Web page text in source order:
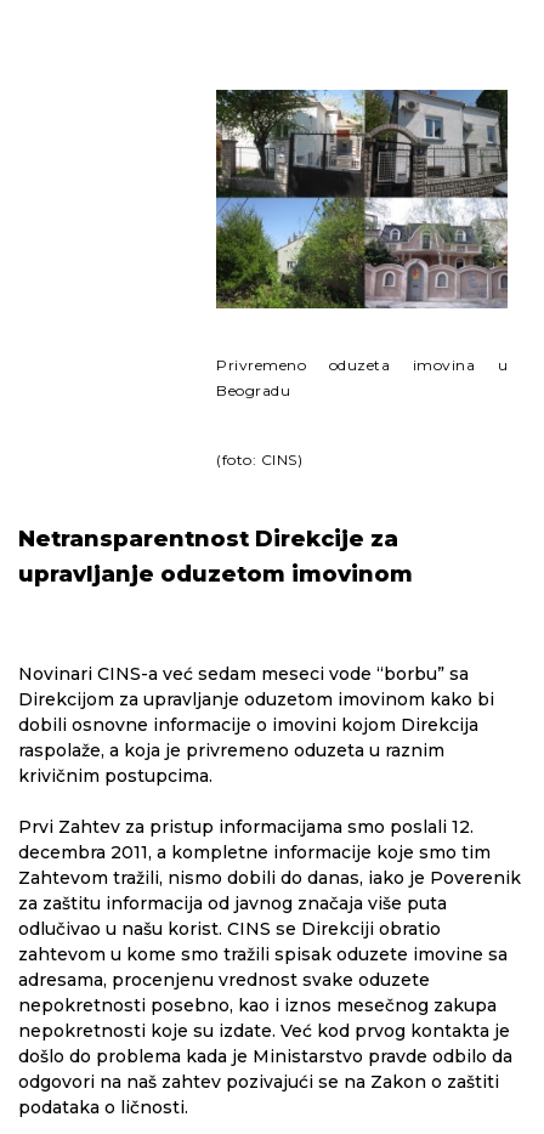
Privremeno oduzeta imovina u
Beogradu
(foto: CINS)
Netransparentnost Direkcije za
upravljanje oduzetom imovinom
Novinari CINS-a već sedam meseci vode “borbu” sa
Direkcijom za upravljanje oduzetom imovinom kako bi
dobili osnovne informacije o imovini kojom Direkcija
raspolaže, a koja je privremeno oduzeta u raznim
krivičnim postupcima.
Prvi Zahtev za pristup informacijama smo poslali 12.
decembra 2011, a kompletne informacije koje smo tim
Zahtevom tražili, nismo dobili do danas, iako je Poverenik
za zaštitu informacija od javnog značaja više puta
odlučivao u našu korist. CINS se Direkciji obratio
zahtevom u kome smo tražili spisak oduzete imovine sa
adresama, procenjenu vrednost svake oduzete
nepokretnosti posebno, kao i iznos mesečnog zakupa
nepokretnosti koje su izdate. Već kod prvog kontakta je
došlo do problema kada je Ministarstvo pravde odbilo da
odgovori na naš zahtev pozivajući se na Zakon o zaštiti
podataka o ličnosti.